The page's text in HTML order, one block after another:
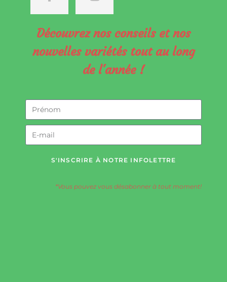
Découvrez nos conseils et nos
nouvelles variétés tout au long
de l'année !
S'INSCRIRE À NOTRE INFOLETTRE
*Vous pouvez vous désabonner à tout moment!